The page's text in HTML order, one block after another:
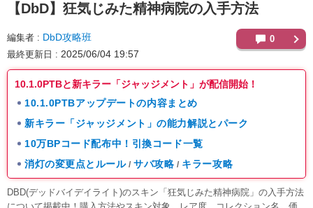
【DbD】 狂気じみた精神病院の入手方法
編集者 DbD攻略班
最終更新日 2025/06/04 19:57
0
10.1.0PTBと新キラー「ジャッジメント」が配信開始！
10.1.0PTBアップデートの内容まとめ
新キラー「ジャッジメント」の能力解説とパーク
10万BPコード配布中！引換コード一覧
消灯の変更点とルール / サバ攻略 / キラー攻略
DBD(デッドバイデイライト)のスキン「狂気じみた精神病院」の入手方法